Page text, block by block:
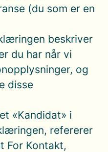
(du som er en
beskriver
du har når vi
og
disse
«Kandidat» i
refererer
For Kontakt,